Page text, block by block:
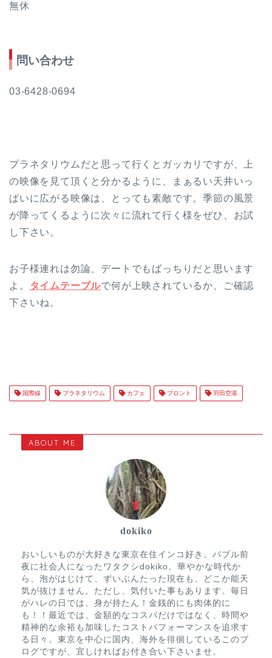
無休
問い合わせ
03-6428-0694
プラネタリウムだと思って行くとガッカリですが、上
の映像を見て頂くと分かるように、まぁるい天井いっ
ぱいに広がる映像は、とっても素敵です。季節の風景
が降ってくるように次々に流れて行く様をぜひ、お試
し下さい。
お子様連れは勿論、デートでもばっちりだと思います
よ。
タイムテーブルで何が上映されているか、ご確認
下さいね。
国際線 プラネタリウム カフェ プロント 羽田空港
ABOUT ME
dokiko
おいしいものが大好きな東京在住インコ好き。バブル前
夜に社会人になったワタクシdokiko。華やかな時代か
ら、泡がはじけて、ずいぶんたった現在も、どこか能天
気が抜けません。ただし、気付いた事もあります。毎日
がハレの日では、身が持たん！金銭的にも肉体的に
も！！最近では、金額的なコスパだけではなく、時間や
精神的な余裕も加味したコストパフォーマンスを追求す
る日々。東京を中心に国内、海外を徘徊しているこのブ
ログですが、宜しければお付き合い下さいませ。